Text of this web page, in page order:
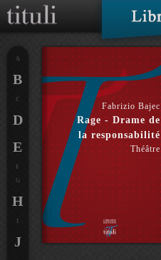
Fabrizio Bajec
Rage - Drame de
la responsabilité
Théâtre
A
B
C
D
E
F
G
H
J